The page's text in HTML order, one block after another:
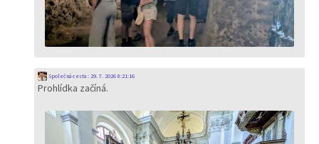
Společná cesta: 29. 7. 2026 8:21:16
Prohlídka začíná.